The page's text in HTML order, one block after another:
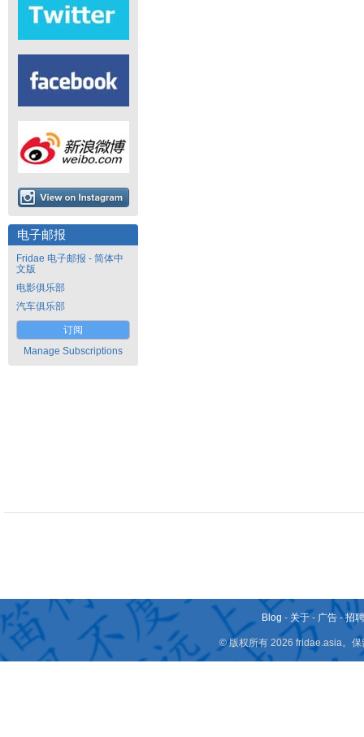
电子邮报
Fridae 电子邮报 - 简体中
文版
电影俱乐部
汽车俱乐部
订阅
Manage Subscriptions
Blog - 关于 - 广告 -招
© 版权所有 2026 fridae.asia。